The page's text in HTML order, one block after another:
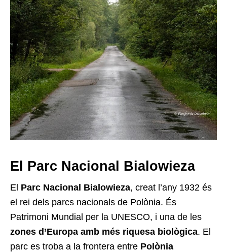
El Parc Nacional Bialowieza
El Parc Nacional Bialowieza, creat l’any 1932 és
el rei dels parcs nacionals de Polònia. És
Patrimoni Mundial per la UNESCO, i una de les
zones d’Europa amb més riquesa biològica. El
parc es troba a la frontera entre Polònia